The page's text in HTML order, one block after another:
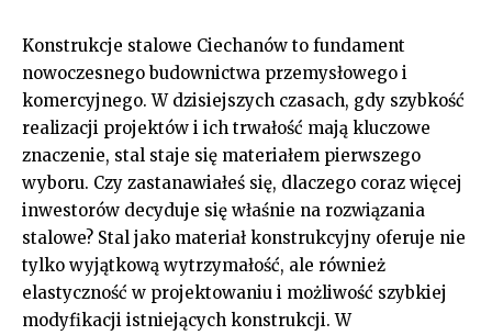
Konstrukcje stalowe Ciechanów to fundament
nowoczesnego budownictwa przemysłowego i
komercyjnego. W dzisiejszych czasach, gdy szybkość
realizacji projektów i ich trwałość mają kluczowe
znaczenie, stal staje się materiałem pierwszego
wyboru. Czy zastanawiałeś się, dlaczego coraz więcej
inwestorów decyduje się właśnie na rozwiązania
stalowe? Stal jako materiał konstrukcyjny oferuje nie
tylko wyjątkową wytrzymałość, ale również
elastyczność w projektowaniu i możliwość szybkiej
modyfikacji istniejących konstrukcji. W